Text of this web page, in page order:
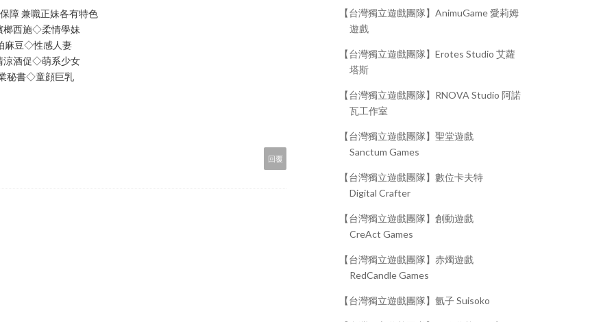
障 兼職正妹各有特色
西施◇柔情學妹
豆◇性感人妻
酒促◇萌系少女
秘書◇童顔巨乳
回覆
【台灣獨立遊戲團隊】AnimuGame 愛莉姆
遊戲
【台灣獨立遊戲團隊】Erotes Studio 艾蘿
塔斯
【台灣獨立遊戲團隊】RNOVA Studio 阿諾
瓦工作室
【台灣獨立遊戲團隊】聖堂遊戲
Sanctum Games
【台灣獨立遊戲團隊】數位卡夫特
Digital Crafter
【台灣獨立遊戲團隊】創動遊戲
CreAct Games
【台灣獨立遊戲團隊】赤燭遊戲
RedCandle Games
【台灣獨立遊戲團隊】氫子 Suisoko